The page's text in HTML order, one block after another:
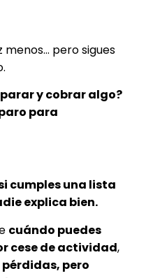
menos… pero sigues
parar y cobrar algo?
para
cumples una lista
explica bien.
cuándo puedes
cese de actividad,
pérdidas, pero